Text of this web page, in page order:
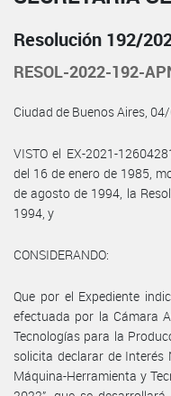
Resolución 192/
RESOL-2022-192-
Ciudad de Buenos Aires,
VISTO el EX-2021-
del 16 de enero de 1985,
de agosto de 1994, la
1994, y
CONSIDERANDO:
Que por el Expediente
efectuada por la Cámara
Tecnologías para la
solicita declarar de Interés
Máquina-Herramienta y